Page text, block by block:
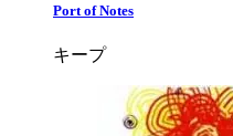
Port of Notes
キープ